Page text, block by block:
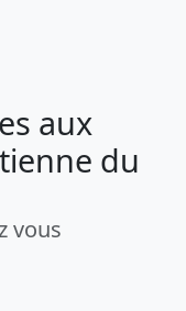
aux
du
vous